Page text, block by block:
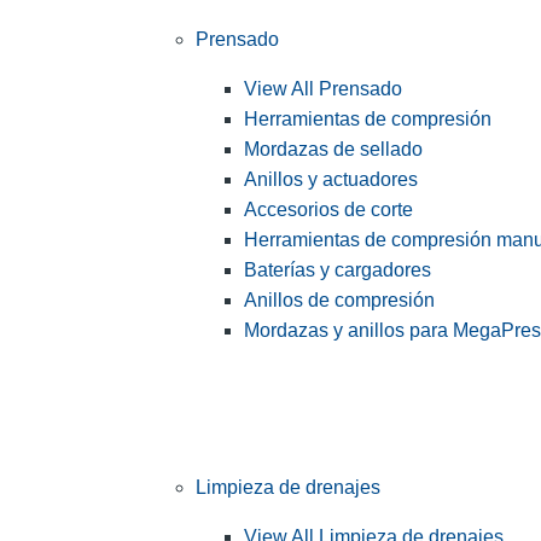
Prensado
View All Prensado
Herramientas de compresión
Mordazas de sellado
Anillos y actuadores
Accesorios de corte
Herramientas de compresión
Baterías y cargadores
Anillos de compresión
Mordazas y anillos para
Limpieza de drenajes
View All Limpieza de drenajes